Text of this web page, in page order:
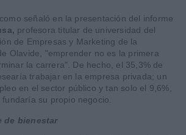
señaló en la presentación del informe
profesora titular de universidad del
de Empresas y Marketing de la
Olavide, "emprender no es la primera
la carrera". De hecho, el 35,3% de
trabajar en la empresa privada; un
en el sector público y tan solo el 9,6%,
su propio negocio.
de bienestar